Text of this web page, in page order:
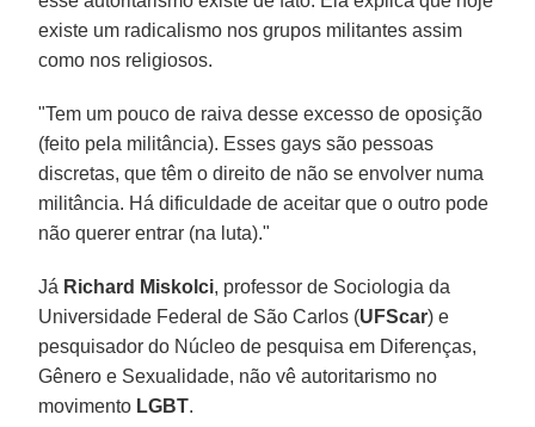
existe um radicalismo nos grupos militantes assim
como nos religiosos.
"Tem um pouco de raiva desse excesso de oposição
(feito pela militância). Esses gays são pessoas
discretas, que têm o direito de não se envolver numa
militância. Há dificuldade de aceitar que o outro pode
não querer entrar (na luta)."
Já Richard Miskolci, professor de Sociologia da
Universidade Federal de São Carlos (UFScar) e
pesquisador do Núcleo de pesquisa em Diferenças,
Gênero e Sexualidade, não vê autoritarismo no
movimento LGBT.